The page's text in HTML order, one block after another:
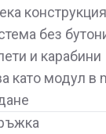
конструкция
без
и карабини
като модул в